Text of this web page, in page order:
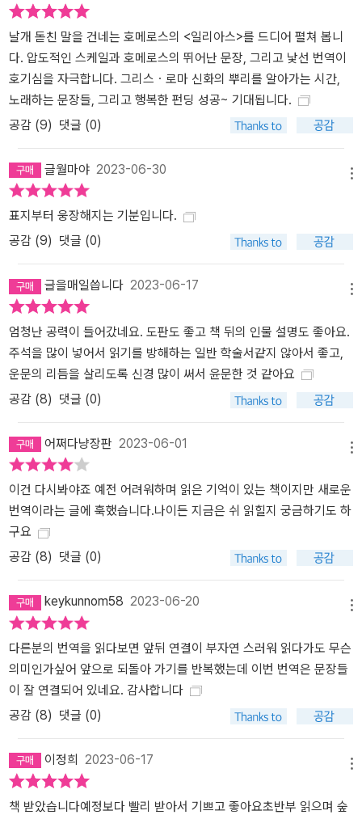
날개 돋친 말을 건네는 호메로스의 <일리아스>를 드디어 펼쳐 봅니
다. 압도적인 스케일과 호메로스의 뛰어난 문장, 그리고 낯선 번역이
호기심을 자극합니다. 그리스ㆍ로마 신화의 뿌리를 알아가는 시간,
노래하는 문장들, 그리고 행복한 펀딩 성공~ 기대됩니다.
공감 (9) 댓글 (0)
글월마야 2023-06-30
표지부터 웅장해지는 기분입니다.
공감 (9) 댓글 (0)
글을매일씁니다 2023-06-17
엄청난 공력이 들어갔네요. 도판도 좋고 책 뒤의 인물 설명도 좋아요.
주석을 많이 넣어서 읽기를 방해하는 일반 학술서같지 않아서 좋고,
운문의 리듬을 살리도록 신경 많이 써서 윤문한 것 같아요
공감 (8) 댓글 (0)
어쩌다냥장판 2023-06-01
이건 다시봐야죠 예전 어려워하며 읽은 기억이 있는 책이지만 새로운
번역이라는 글에 훅했습니다.나이든 지금은 쉬 읽힐지 궁금하기도 하
구요
공감 (8) 댓글 (0)
keykunnom58 2023-06-20
다른분의 번역을 읽다보면 앞뒤 연결이 부자연 스러워 읽다가도 무슨
의미인가싶어 앞으로 되돌아 가기를 반복했는데 이번 번역은 문장들
이 잘 연결되어 있네요. 감사합니다
공감 (8) 댓글 (0)
이정희 2023-06-17
책 받았습니다예정보다 빨리 받아서 기쁘고 좋아요초반부 읽으며 숲